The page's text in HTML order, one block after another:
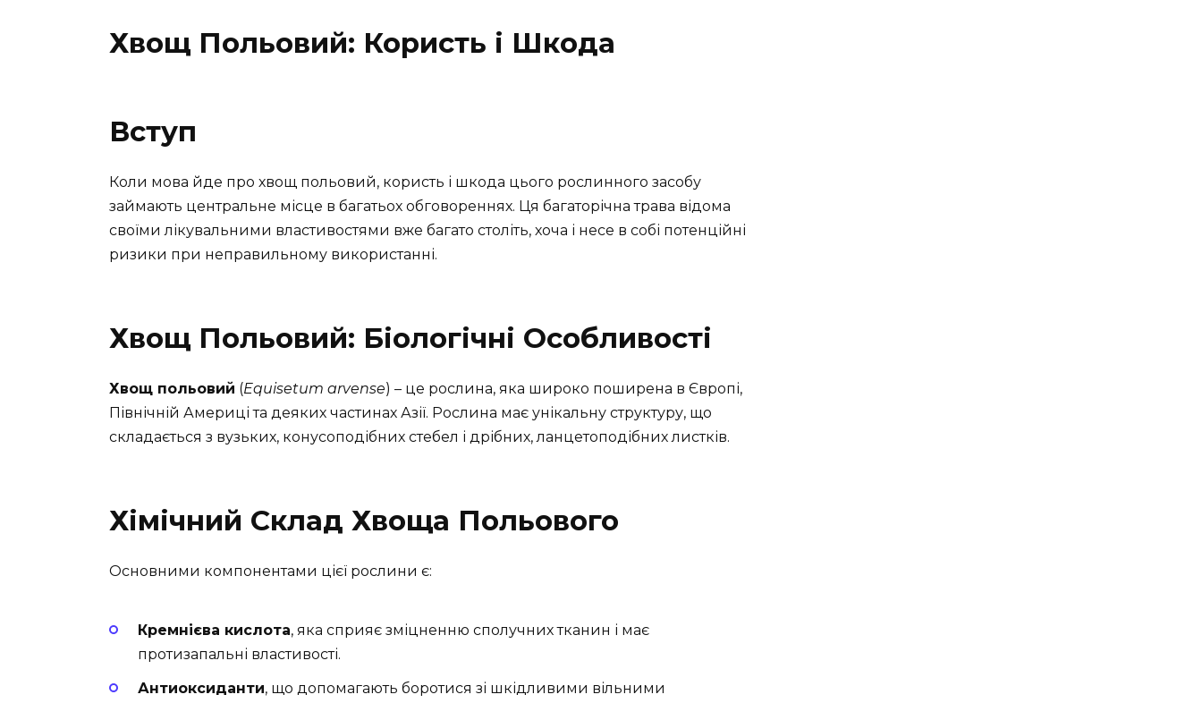
Хвощ Польовий: Користь і Шкода
Вступ
Коли мова йде про хвощ польовий, користь і шкода цього рослинного засобу
займають центральне місце в багатьох обговореннях. Ця багаторічна трава відома
своїми лікувальними властивостями вже багато століть, хоча і несе в собі потенційні
ризики при неправильному використанні.
Хвощ Польовий: Біологічні Особливості
Хвощ польовий (Equisetum arvense) – це рослина, яка широко поширена в Європі,
Північній Америці та деяких частинах Азії. Рослина має унікальну структуру, що
складається з вузьких, конусоподібних стебел і дрібних, ланцетоподібних листків.
Хімічний Склад Хвоща Польового
Основними компонентами цієї рослини є:
Кремнієва кислота, яка сприяє зміцненню сполучних тканин і має
протизапальні властивості.
Антиоксиданти, що допомагають боротися зі шкідливими вільними